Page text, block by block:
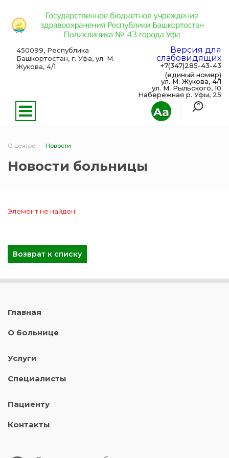
Aa
450099, Республика
Башкортостан, г. Уфа, ул. М.
Жукова, 4/1
Версия для
слабовидящих
+7(347)285-43-43
(единый номер)
ул. М. Жукова, 4/1
ул. М. Рыльского, 10
Набережная р. Уфы, 25
О центре Новости
Новости больницы
Элемент не найден!
Возврат к списку
Главная
О больнице
Услуги
Специалисты
Пациенту
Контакты